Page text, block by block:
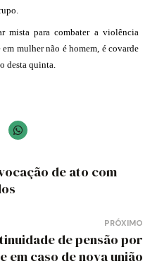
mista para combater a violência
mulher não é homem, é covarde
desta quinta.
de ato com
PRÓXIMO
de pensão por
em caso de nova união